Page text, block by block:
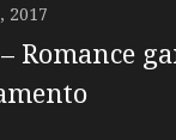
2017
Romance